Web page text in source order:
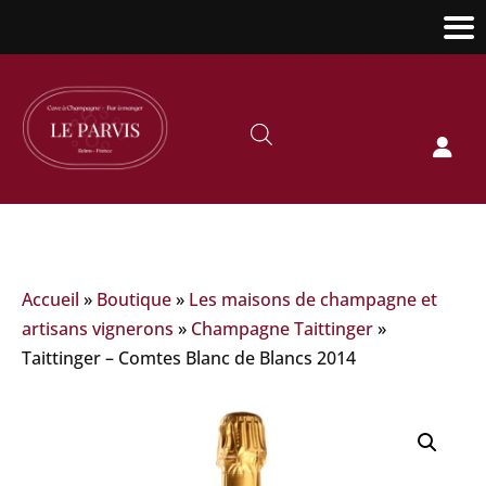

Accueil » Boutique» Les maisons de champagne et
artisans vignerons » Champagne Taittinger»
Taittinger – Comtes Blanc de Blancs 2014